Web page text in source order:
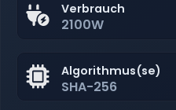
Verbrauch
2100W
Algorithmus(se)
SHA-256